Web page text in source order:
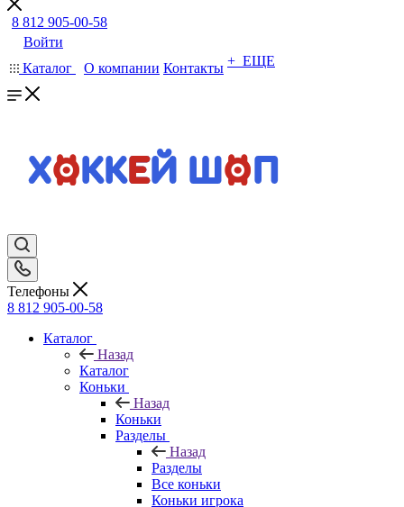
8 812 905-00-58
Войти
Каталог
О компании Контакты + ЕЩЕ
Телефоны
8 812 905-00-58
Каталог
Назад
Каталог
Коньки
Назад
Коньки
Разделы
Назад
Разделы
Все коньки
Коньки игрока